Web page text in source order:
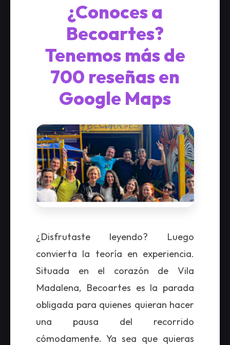
¿Conoces a
Becoartes?
Tenemos más de
700 reseñas en
Google Maps
¿Disfrutaste leyendo? Luego
convierta la teoría en experiencia.
Situada en el corazón de Vila
Madalena, Becoartes es la parada
obligada para quienes quieran hacer
una pausa del recorrido
cómodamente. Ya sea que quieras